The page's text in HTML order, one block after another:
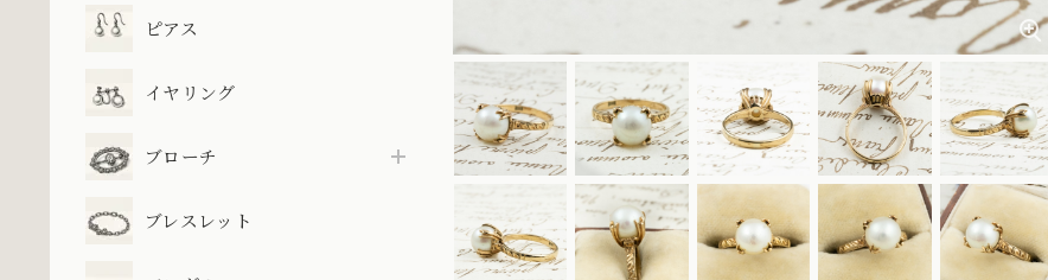
ピアス
イヤリング
ブローチ
ブレスレット